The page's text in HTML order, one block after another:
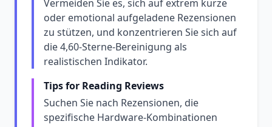
Vermeiden Sie es, sich auf extrem kurze
oder emotional aufgeladene Rezensionen
zu stützen, und konzentrieren Sie sich auf
die 4,60-Sterne-Bereinigung als
realistischen Indikator.
Tips for Reading Reviews
Suchen Sie nach Rezensionen, die
spezifische Hardware-Kombinationen